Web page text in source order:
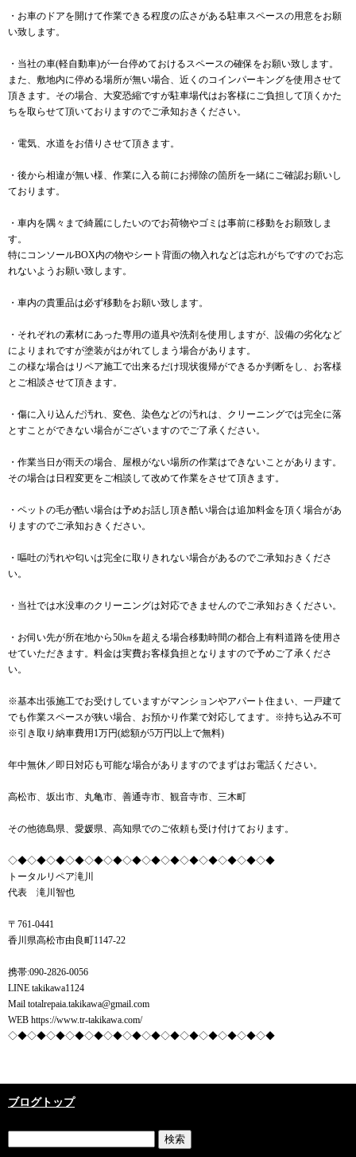
・お車のドアを開けて作業できる程度の広さがある駐車スペースの用意をお願
い致します。
・当社の車(軽自動車)が一台停めておけるスペースの確保をお願い致します。
また、敷地内に停める場所が無い場合、近くのコインパーキングを使用させて
頂きます。その場合、大変恐縮ですが駐車場代はお客様にご負担して頂くかた
ちを取らせて頂いておりますのでご承知おきください。
・電気、水道をお借りさせて頂きます。
・後から相違が無い様、作業に入る前にお掃除の箇所を一緒にご確認お願いし
ております。
・車内を隅々まで綺麗にしたいのでお荷物やゴミは事前に移動をお願致しま
す。
特にコンソールBOX内の物やシート背面の物入れなどは忘れがちですのでお忘
れないようお願い致します。
・車内の貴重品は必ず移動をお願い致します。
・それぞれの素材にあった専用の道具や洗剤を使用しますが、設備の劣化など
によりまれですが塗装がはがれてしまう場合があります。
この様な場合はリペア施工で出来るだけ現状復帰ができるか判断をし、お客様
とご相談させて頂きます。
・傷に入り込んだ汚れ、変色、染色などの汚れは、クリーニングでは完全に落
とすことができない場合がございますのでご了承ください。
・作業当日が雨天の場合、屋根がない場所の作業はできないことがあります。
その場合は日程変更をご相談して改めて作業をさせて頂きます。
・ペットの毛が酷い場合は予めお話し頂き酷い場合は追加料金を頂く場合があ
りますのでご承知おきください。
・嘔吐の汚れや匂いは完全に取りきれない場合があるのでご承知おきくださ
い。
・当社では水没車のクリーニングは対応できませんのでご承知おきください。
・お伺い先が所在地から50㎞を超える場合移動時間の都合上有料道路を使用さ
せていただきます。料金は実費お客様負担となりますので予めご了承くださ
い。
※基本出張施工でお受けしていますがマンションやアパート住まい、一戸建て
でも作業スペースが狭い場合、お預かり作業で対応してます。※持ち込み不可
※引き取り納車費用1万円(総額が5万円以上で無料)
年中無休／即日対応も可能な場合がありますのでまずはお電話ください。
高松市、坂出市、丸亀市、善通寺市、観音寺市、三木町
その他徳島県、愛媛県、高知県でのご依頼も受け付けております。
◇◆◇◆◇◆◇◆◇◆◇◆◇◆◇◆◇◆◇◆◇◆◇◆◇◆◇◆
トータルリペア滝川
代表 滝川智也
〒761-0441
香川県高松市由良町1147-22
携帯:090-2826-0056
LINE takikawa1124
Mail totalrepaia.takikawa@gmail.com
WEB https://www.tr-takikawa.com/
◇◆◇◆◇◆◇◆◇◆◇◆◇◆◇◆◇◆◇◆◇◆◇◆◇◆◇◆
ブログトップ